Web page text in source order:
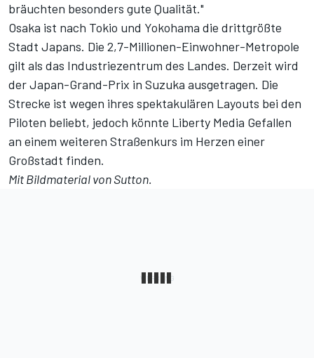
bräuchten besonders gute Qualität."
Osaka ist nach Tokio und Yokohama die drittgrößte
Stadt Japans. Die 2,7-Millionen-Einwohner-Metropole
gilt als das Industriezentrum des Landes. Derzeit wird
der Japan-Grand-Prix in Suzuka ausgetragen. Die
Strecke ist wegen ihres spektakulären Layouts bei den
Piloten beliebt, jedoch könnte Liberty Media Gefallen
an einem weiteren Straßenkurs im Herzen einer
Großstadt finden.
Mit Bildmaterial von Sutton.